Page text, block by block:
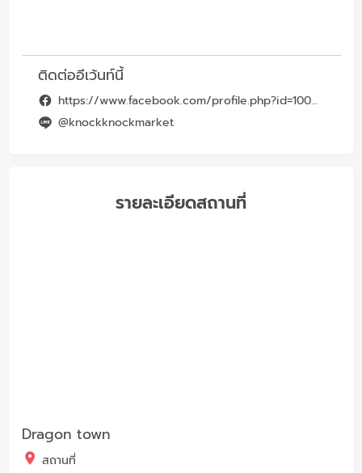
ติดต่ออีเว้นท์นี้
https://www.facebook.com/profile.php?id=100083112673004
@knockknockmarket
รายละเอียดสถานที่
Dragon town
สถานที่